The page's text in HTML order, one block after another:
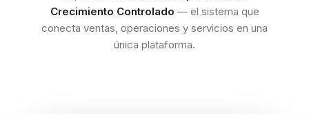
Crecimiento Controlado — el sistema que
conecta ventas, operaciones y servicios en una
única plataforma.